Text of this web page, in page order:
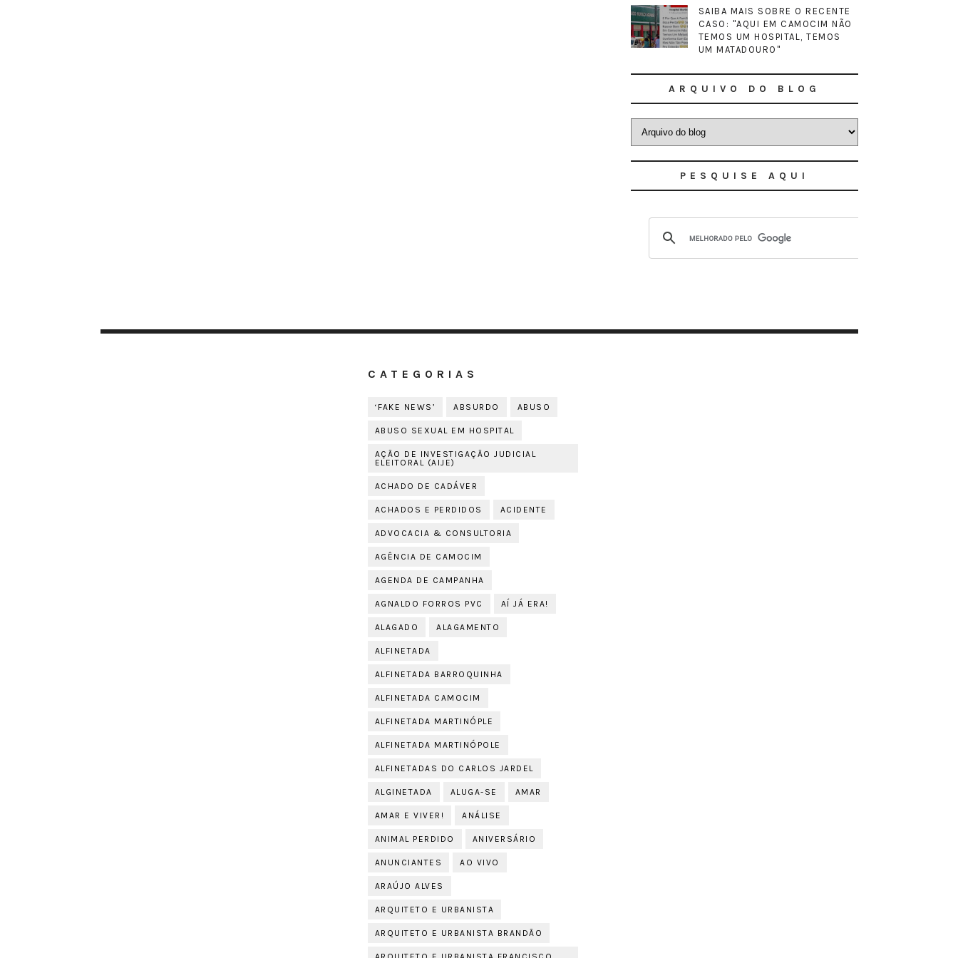
SAIBA MAIS SOBRE O RECENTE
CASO: "AQUI EM CAMOCIM NÃO
TEMOS UM HOSPITAL, TEMOS
UM MATADOURO"
ARQUIVO DO BLOG
PESQUISE AQUI
CATEGORIAS
‘FAKE NEWS’ ABSURDO ABUSO
ABUSO SEXUAL EM HOSPITAL
AÇÃO DE INVESTIGAÇÃO JUDICIAL
ELEITORAL (AIJE)
ACHADO DE CADÁVER
ACHADOS E PERDIDOS ACIDENTE
ADVOCACIA & CONSULTORIA
AGÊNCIA DE CAMOCIM
AGENDA DE CAMPANHA
AGNALDO FORROS PVC AÍ JÁ ERA!
ALAGADO ALAGAMENTO
ALFINETADA
ALFINETADA BARROQUINHA
ALFINETADA CAMOCIM
ALFINETADA MARTINÓPLE
ALFINETADA MARTINÓPOLE
ALFINETADAS DO CARLOS JARDEL
ALGINETADA ALUGA-SE AMAR
AMAR E VIVER! ANÁLISE
ANIMAL PERDIDO ANIVERSÁRIO
ANUNCIANTES AO VIVO
ARAÚJO ALVES
ARQUITETO E URBANISTA
ARQUITETO E URBANISTA BRANDÃO